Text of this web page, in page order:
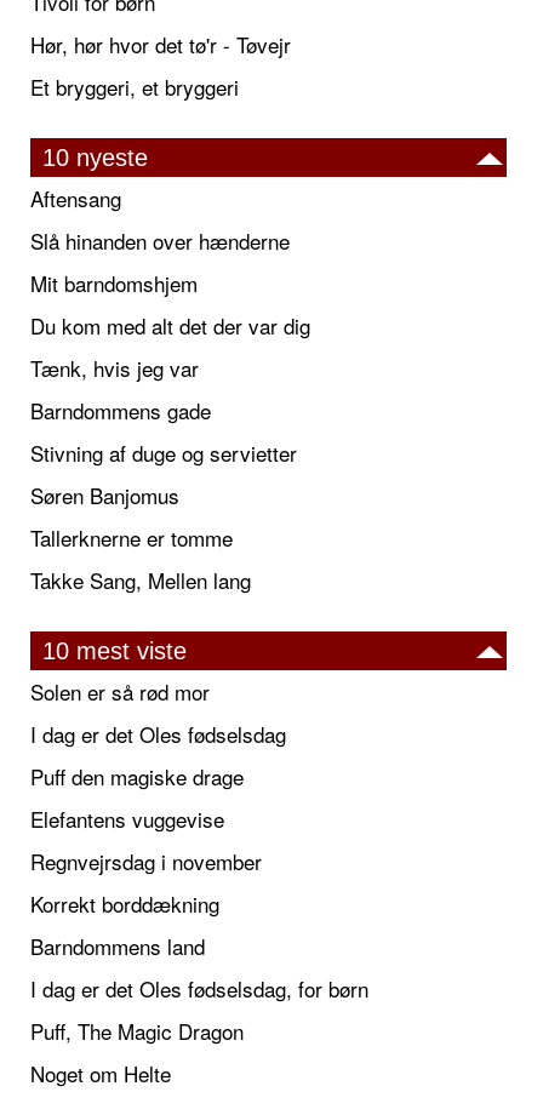
Hør, hør hvor det tø'r - Tøvejr
Et bryggeri, et bryggeri
10 nyeste
Aftensang
Slå hinanden over hænderne
Mit barndomshjem
Du kom med alt det der var dig
Tænk, hvis jeg var
Barndommens gade
Stivning af duge og servietter
Søren Banjomus
Tallerknerne er tomme
Takke Sang, Mellen lang
10 mest viste
Solen er så rød mor
I dag er det Oles fødselsdag
Puff den magiske drage
Elefantens vuggevise
Regnvejrsdag i november
Korrekt borddækning
Barndommens land
I dag er det Oles fødselsdag, for børn
Puff, The Magic Dragon
Noget om Helte